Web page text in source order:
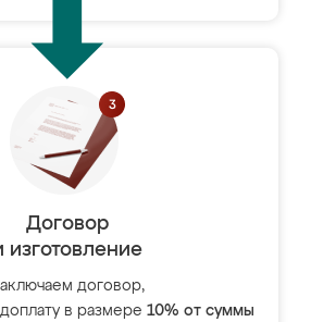
Договор
изготовление
договор,
в размере 10% от суммы